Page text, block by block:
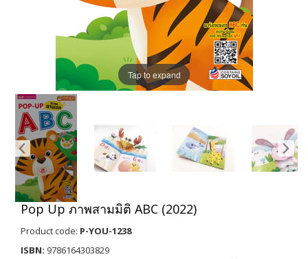
Tap to expand
Pop Up ภาพสามมิติ ABC (2022)
Product code: P-YOU-1238
ISBN: 9786164303829